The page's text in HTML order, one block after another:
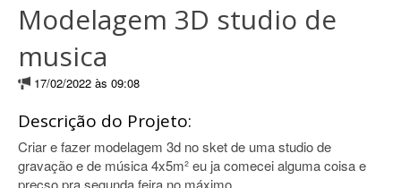
Modelagem 3D studio de
musica
17/02/2022 às 09:08
Descrição do Projeto:
Criar e fazer modelagem 3d no sket de uma studio de
gravação e de música 4x5m² eu ja comecei alguma coisa e
precso pra segunda feira no máximo